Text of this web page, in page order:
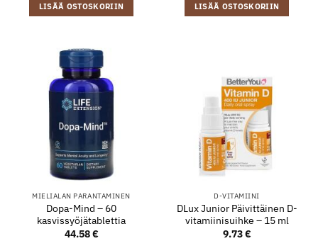
LISÄÄ OSTOSKORIIN LISÄÄ OSTOSKORIIN
MIELIALAN PARANTAMINEN
Dopa-Mind – 60
kasvissyöjätablettia
44.58€
D-VITAMIINI
DLux Junior Päivittäinen D-
vitamiinisuihke – 15 ml
9.73€